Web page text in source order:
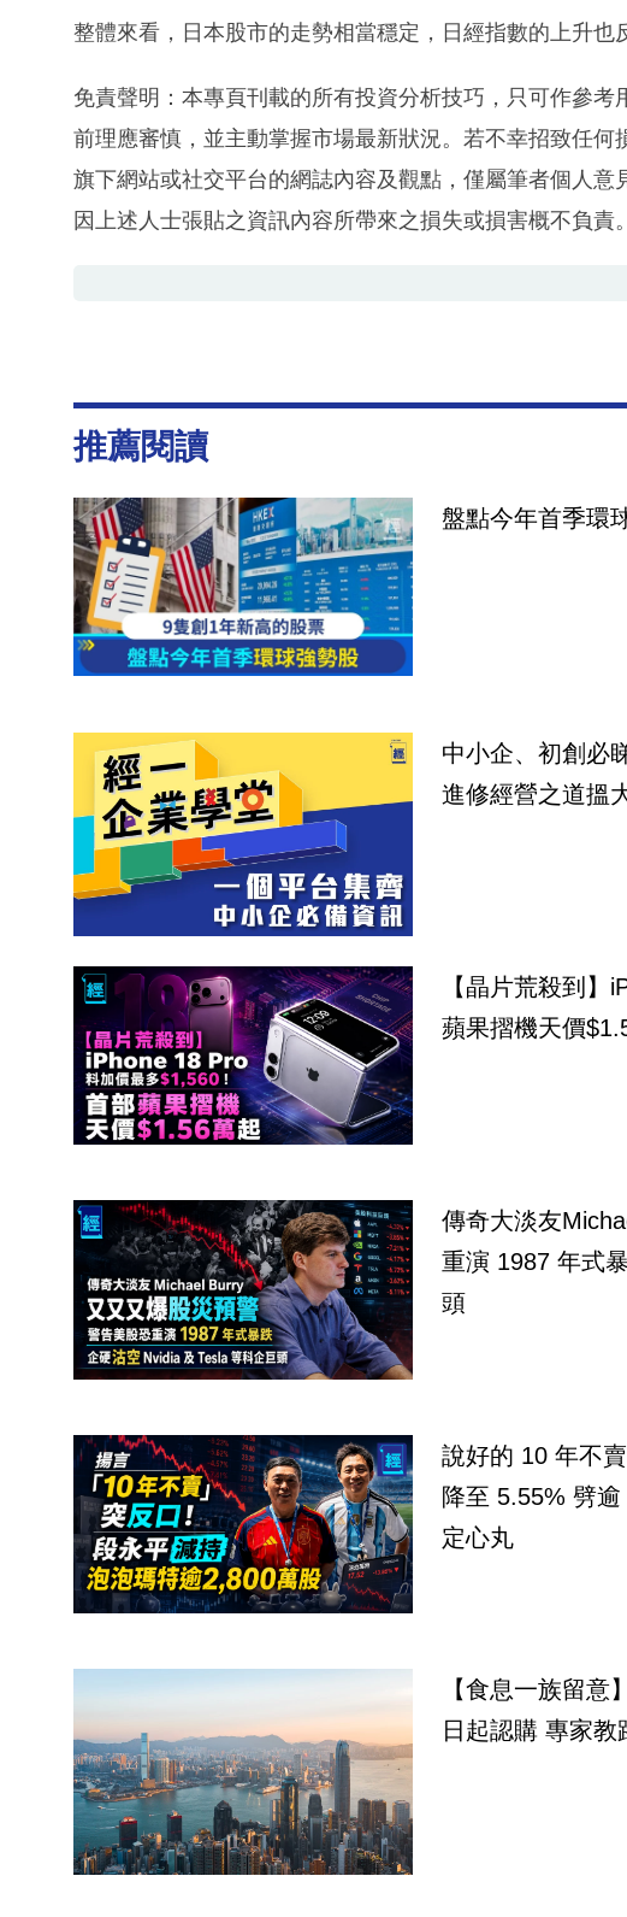
整體來看，日本股市的走勢相當穩定，日經指數的上升也
免責聲明：本專頁刊載的所有投資分析技巧，只可作參
前理應審慎，並主動掌握市場最新狀況。若不幸招致任何
旗下網站或社交平台的網誌內容及觀點，僅屬筆者個人
因上述人士張貼之資訊內容所帶來之損失或損害概不負責。
推薦閱讀
盤點今年首季環
中小企、初創必
進修經營之道搵
【晶片荒殺到
蘋果摺機天價
傳奇大淡友Michael
重演 1987 年式
頭
說好的 10 年不
降至 5.55% 劈
定心丸
【食息一族留
日起認購 專家